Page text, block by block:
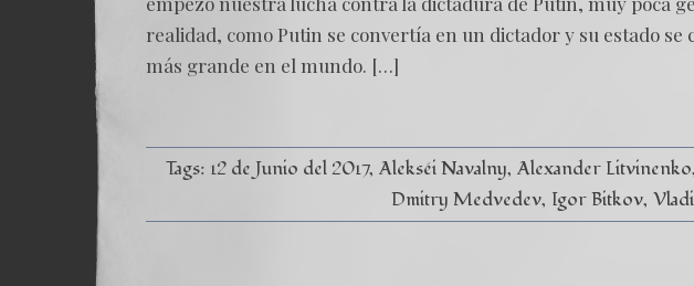
realidad, como Putin se convertía en un dictador y su estado
más grande en el mundo. […]
Tags: 12 de Junio del 2017 Alekséi Navalny Alexander Litvinenko
Dmitry Medvedev Igor Bitkov